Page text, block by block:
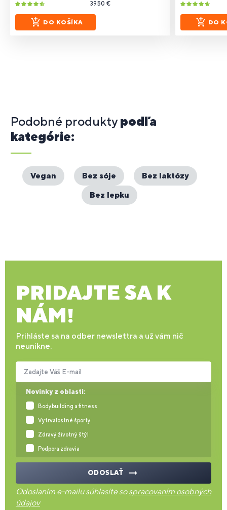
39.50 €
DO KOŠÍKA DO
Podobné produktypodľa
kategórie:
Vegan Bez sóje
Bez laktózy
Bez lepku
PRIDAJTE SA K
NÁM!
Prihláste sa na odber newslettra a už vám nič
neunikne.
Novinky z oblasti:
Bodybuilding a fitness
Vytrvalostné športy
Zdravý životný štýl
Podpora zdravia
Zadajte Váš E-mail
ODOSLAŤ
Odoslaním e-mailu súhlasíte sospracovaním osobných
údajov